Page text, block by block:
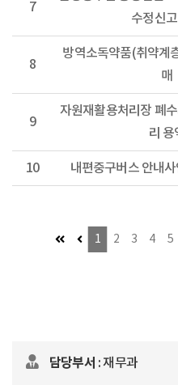
7
수정신
8
방역소독약품(취약계
매
9
자원재활용처리장 폐
리 용
10 내편중구버스 안내
첫 페이지 (이동불가)
이전 페이지 (이동불가)
1 2 3 4 5
담당부서 : 재무과